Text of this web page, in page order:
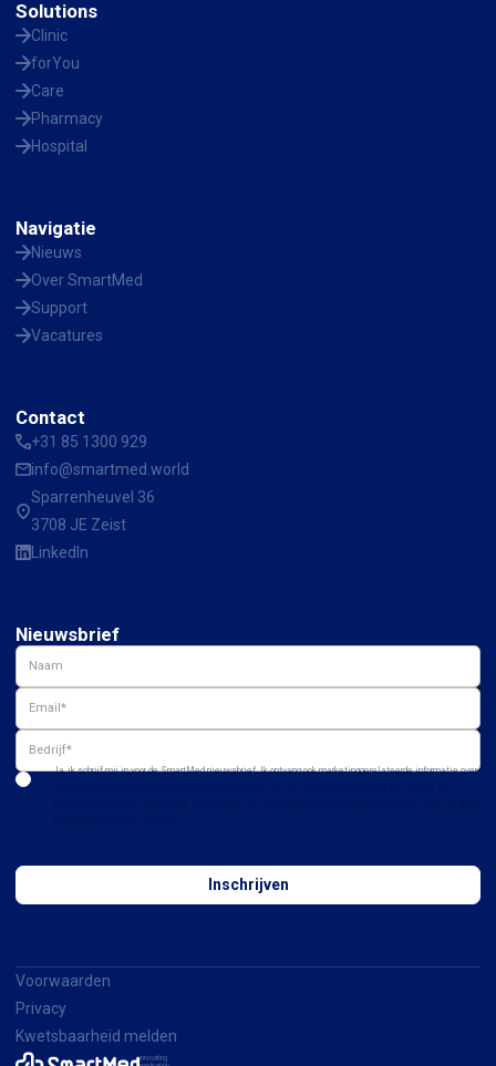
Solutions
Clinic
forYou
Care
Pharmacy
Hospital
Navigatie
Nieuws
Over SmartMed
Support
Vacatures
Contact
+31 85 1300 929
info@smartmed.world
Sparrenheuvel 36
3708 JE Zeist
LinkedIn
Nieuwsbrief
Ja, ik schrijf mij in voor de SmartMed nieuwsbrief. Ik ontvang ook marketinggerelateerde informatie over
Voorwaarden
Privacy
Kwetsbaarheid melden
innovating